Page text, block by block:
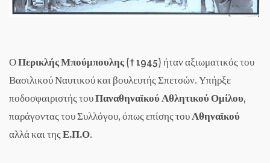
ΟΠερικλής Μπούμπουλης(† 1945) ήταν αξιωματικός του
Βασιλικού Ναυτικού και βουλευτής Σπετσών. Υπήρξε
ποδοσφαιριστής τουΠαναθηναϊκού Αθλητικού Ομίλου,
παράγοντας του Συλλόγου, όπως επίσης τουΑθηναϊκού
αλλά και τηςΕ.Π.Ο.